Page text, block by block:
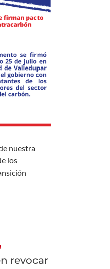
nuestra
los
revocar